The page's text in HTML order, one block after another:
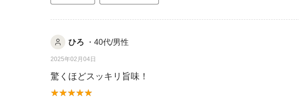
ひろ ・40代/男性
2025年02月04日
驚くほどスッキリ旨味！